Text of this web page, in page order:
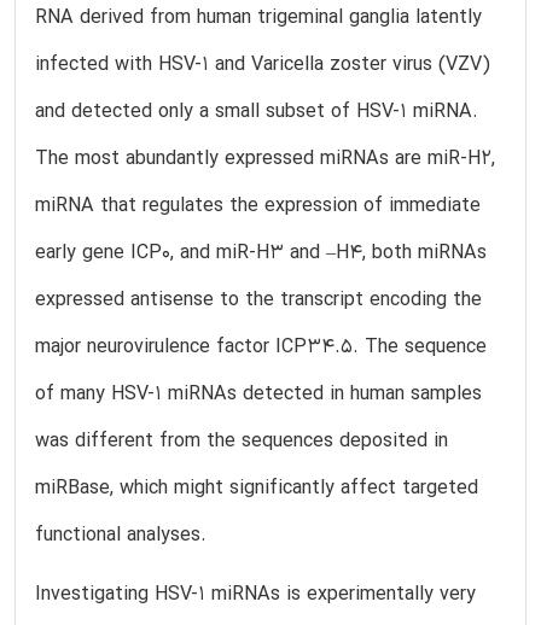
RNA derived from human trigeminal ganglia latently
infected with HSV-1 and Varicella zoster virus (VZV)
and detected only a small subset of HSV-1 miRNA.
The most abundantly expressed miRNAs are miR-H2,
miRNA that regulates the expression of immediate
early gene ICP0, and miR-H3 and –H4, both miRNAs
expressed antisense to the transcript encoding the
major neurovirulence factor ICP34.5. The sequence
of many HSV-1 miRNAs detected in human samples
was different from the sequences deposited in
miRBase, which might significantly affect targeted
functional analyses.
Investigating HSV-1 miRNAs is experimentally very